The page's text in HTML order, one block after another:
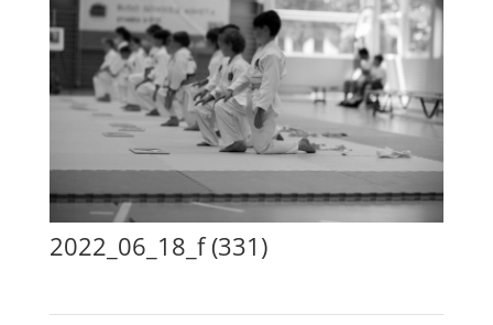
2022_06_18_f (331)